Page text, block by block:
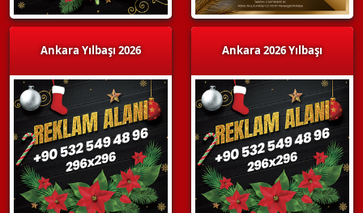
Ankara Yılbaşı 2026 Ankara 2026 Yılbaşı